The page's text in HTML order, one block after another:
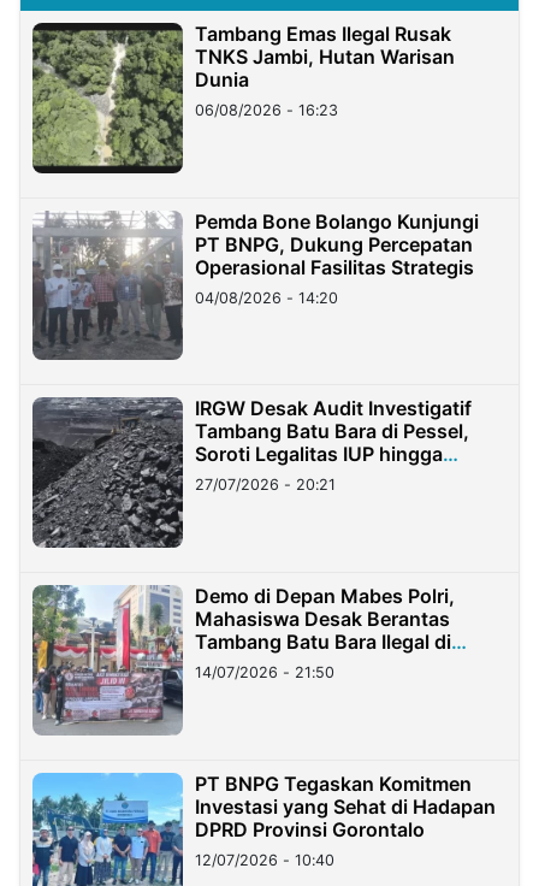
Tambang Emas Ilegal Rusak
TNKS Jambi, Hutan Warisan
Dunia
06/08/2026 - 16:23
Pemda Bone Bolango Kunjungi
PT BNPG, Dukung Percepatan
Operasional Fasilitas Strategis
04/08/2026 - 14:20
IRGW Desak Audit Investigatif
Tambang Batu Bara di Pessel,
Soroti Legalitas IUP hingga
Stockpile
27/07/2026 - 20:21
Demo di Depan Mabes Polri,
Mahasiswa Desak Berantas
Tambang Batu Bara Ilegal di
Lampung
14/07/2026 - 21:50
PT BNPG Tegaskan Komitmen
Investasi yang Sehat di Hadapan
DPRD Provinsi Gorontalo
12/07/2026 - 10:40